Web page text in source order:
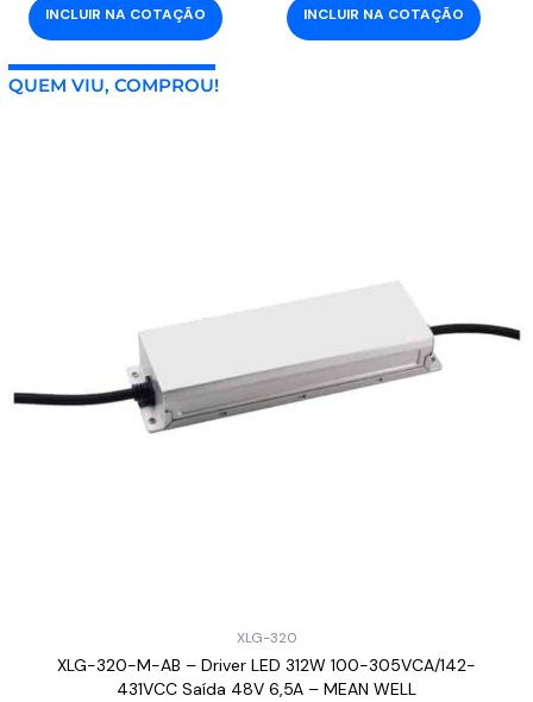
INCLUIR NA COTAÇÃO INCLUIR NA COTAÇÃO
QUEM VIU, COMPROU!
XLG-320
XLG-320-M-AB – Driver LED 312W 100-305VCA/142-
431VCC Saída 48V 6,5A – MEAN WELL